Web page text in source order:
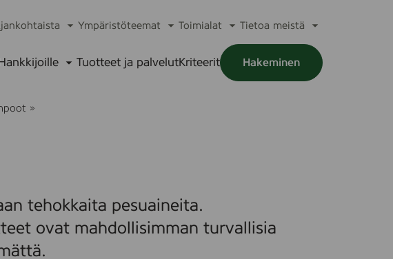
Ympäristöteemat Toimialat
alavalikko
Tietoa meistä
alavalikko
Hankkijoille Tuotteet ja palvelutKriteerit Hakeminen
»
F
a
,
tehokkaita pesuaineita.
ovat mahdollisimman turvallisia